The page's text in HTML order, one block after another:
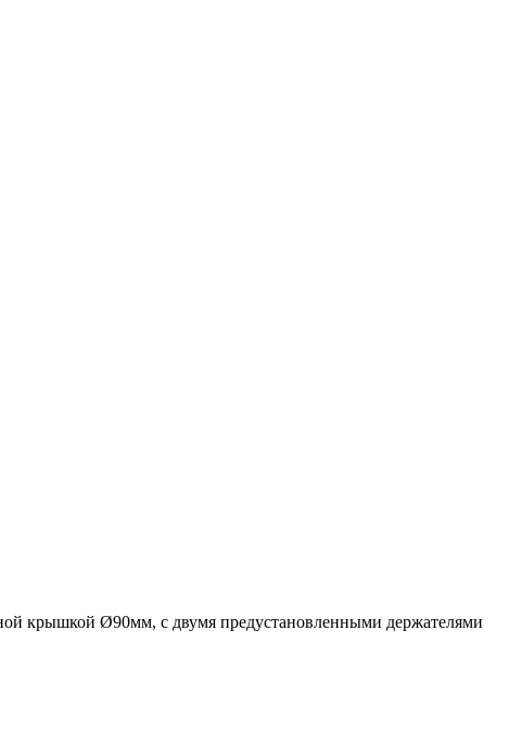
крышкой Ø90мм, с двумя предустановленными держателями